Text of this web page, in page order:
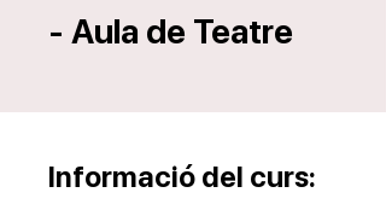
- Aula de Teatre
Informació del curs: